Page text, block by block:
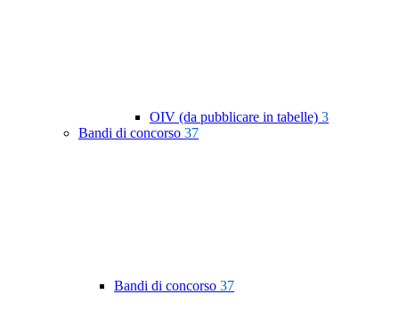
OIV (da pubblicare in tabelle) 3
Bandi di concorso 37
Bandi di concorso 37